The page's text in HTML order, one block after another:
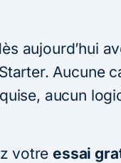
aujourd’hui
Aucune
aucun
votreessai